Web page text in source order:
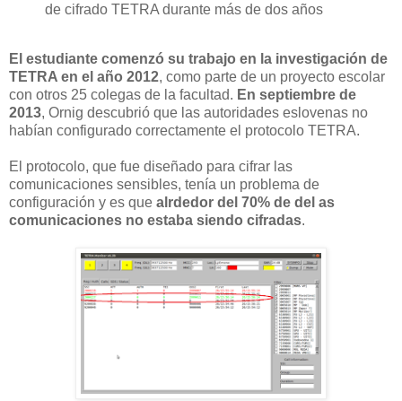
de cifrado TETRA durante más de dos años
El estudiante comenzó su trabajo en la investigación de
TETRA en el año 2012, como parte de un proyecto escolar
con otros 25 colegas de la facultad. En septiembre de
2013, Ornig descubrió que las autoridades eslovenas no
habían configurado correctamente el protocolo TETRA.
El protocolo, que fue diseñado para cifrar las
comunicaciones sensibles, tenía un problema de
configuración y es que alrdedor del 70% de del as
comunicaciones no estaba siendo cifradas.